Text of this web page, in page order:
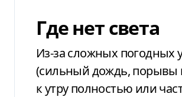
Где нет света
Из-за сложных погодных
(сильный дождь, порывы
к утру полностью или